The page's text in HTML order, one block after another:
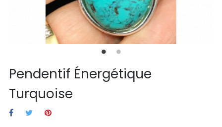
Pendentif Énergétique
Turquoise